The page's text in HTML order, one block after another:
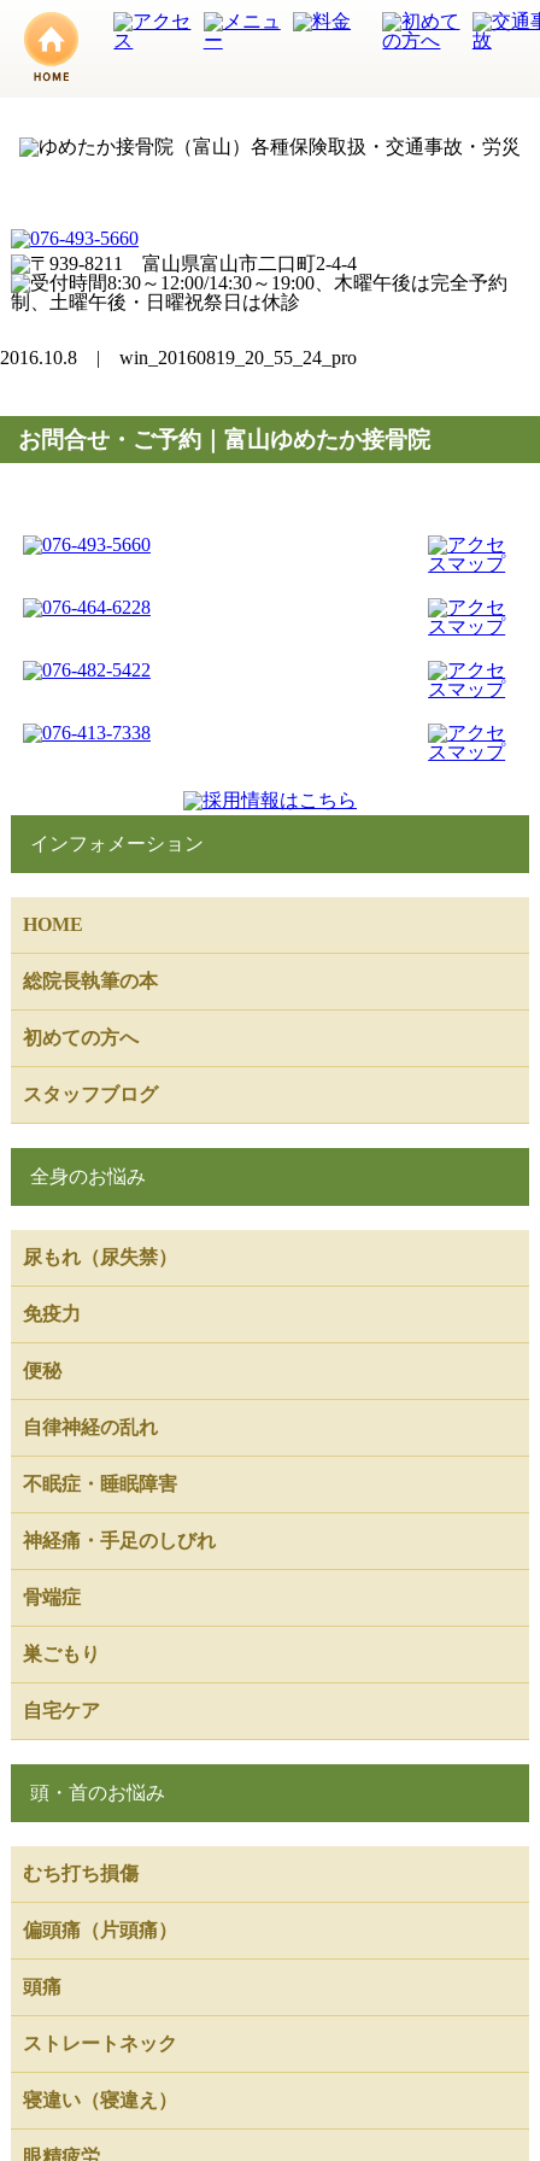
2016.10.8 | win_20160819_20_55_24_pro
お問合せ・ご予約｜富山ゆめたか接骨院
インフォメーション
HOME
総院長執筆の本
初めての方へ
スタッフブログ
全身のお悩み
尿もれ（尿失禁）
免疫力
便秘
自律神経の乱れ
不眠症・睡眠障害
神経痛・手足のしびれ
骨端症
巣ごもり
自宅ケア
頭・首のお悩み
むち打ち損傷
偏頭痛（片頭痛）
頭痛
ストレートネック
寝違い（寝違え）
眼精疲労